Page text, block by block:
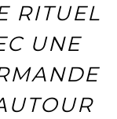
RITUEL
UNE